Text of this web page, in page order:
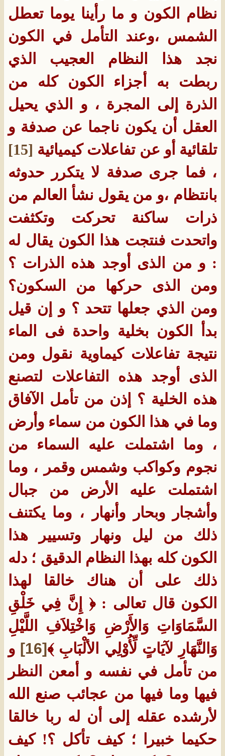
نظام الكون و ما رأينا يوما تعطل
الشمس ،وعند التأمل في الكون
نجد هذا النظام العجيب الذي
ربطت به أجزاء الكون كله من
الذرة إلى المجرة ، و الذي يحيل
العقل أن يكون ناجما عن صدفة و
تلقائية أو عن تفاعلات كيميائية [15]
، فما جرى صدفة لا يتكرر حدوثه
بانتظام ،و من يقول نشأ العالم من
ذرات ساكنة تحركت وتكثفت
واتحدت فنتجت هذا الكون يقال له
: و من الذى أوجد هذه الذرات ؟
ومن الذى حركها من السكون؟
ومن الذي جعلها تتحد ؟ و إن قيل
بدأ الكون بخلية واحدة فى الماء
نتيجة تفاعلات كيماوية نقول ومن
الذى أوجد هذه التفاعلات لتصنع
هذه الخلية ؟ إذن من تأمل الآفاق
وما في هذا الكون من سماء وأرض
، وما اشتملت عليه السماء من
نجوم وكواكب وشمس وقمر ، وما
اشتملت عليه الأرض من جبال
وأشجار وبحار وأنهار ، وما يكتنف
ذلك من ليل ونهار وتسيير هذا
الكون كله بهذا النظام الدقيق ؛ دله
ذلك على أن هناك خالقا لهذا
الكون قال تعالى : ﴿ إِنَّ فِي خَلْقِ
السَّمَاوَاتِ وَالأَرْضِ وَاخْتِلاَفِ اللَّيْلِ
وَالنَّهَارِ لآيَاتٍ لِّأُوْلِي الألْبَابِ ﴾[16]
و
من تأمل في نفسه و أمعن النظر
فيها وما فيها من عجائب صنع الله
لأرشده عقله إلى أن له ربا خالقا
حكيما خبيرا ؛ كيف تأكل ؟! كيف